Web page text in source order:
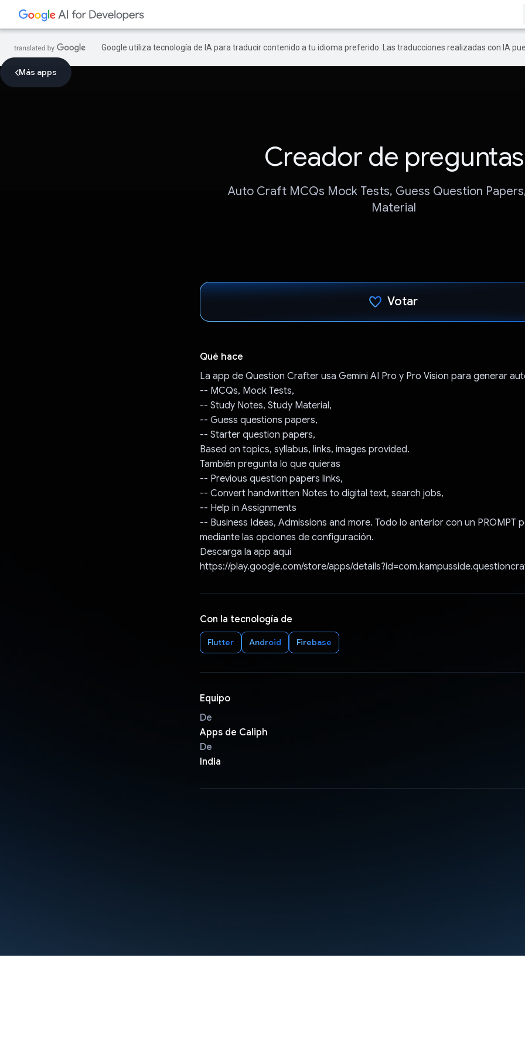
Google utiliza tecnología de IA para traducir contenido a tu idioma preferido. Las traducciones realizadas con IA
Más apps
Creador de preguntas
Auto Craft MCQs Mock Tests, Guess Question
Material
Votar
Qué hace
La app de Question Crafter usa Gemini AI Pro y Pro Vision para generar
-- MCQs, Mock Tests,
-- Study Notes, Study Material,
-- Guess questions papers,
-- Starter question papers,
Based on topics, syllabus, links, images provided.
También pregunta lo que quieras
-- Previous question papers links,
-- Convert handwritten Notes to digital text, search jobs,
-- Help in Assignments
-- Business Ideas, Admissions and more. Todo lo anterior con un PROMPT
mediante las opciones de configuración.
Descarga la app aquí
https://play.google.com/store/apps/
Con la tecnología de
Flutter Android Firebase
Equipo
De
Apps de Caliph
De
India